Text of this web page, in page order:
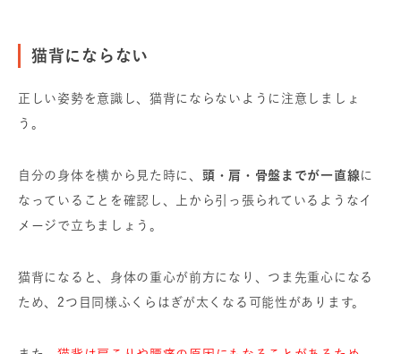
猫背にならない
正しい姿勢を意識し、猫背にならないように注意しましょ
う。
自分の身体を横から見た時に、 頭・肩・骨盤までが一直線に
なっていることを確認し、上から引っ張られているようなイ
メージで立ちましょう。
猫背になると、身体の重心が前方になり、つま先重心になる
ため、2つ目同様ふくらはぎが太くなる可能性があります。